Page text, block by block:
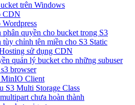
trên Windows
CDN
phân quyền cho bucket trong S3
tùy chỉnh tên miền cho S3 Static
sử dụng CDN
quản lý bucket cho những subuser
browser
MinIO Client
S3 Multi Storage Class
chưa hoàn thành